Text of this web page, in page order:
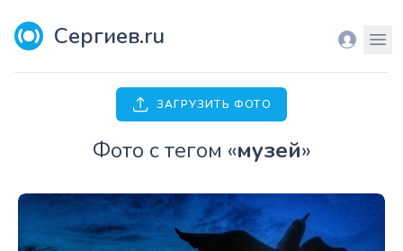
Сергиев.ru Вход
ЗАГРУЗИТЬ ФОТО
Фото с тегом «музей»